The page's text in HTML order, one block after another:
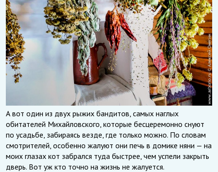
А вот один из двух рыжих бандитов, самых наглых
обитателей Михайловского, которые бесцеремонно снуют
по усадьбе, забираясь везде, где только можно. По словам
смотрителей, особенно жалуют они печь в домике няни — на
моих глазах кот забрался туда быстрее, чем успели закрыть
дверь. Вот уж кто точно на жизнь не жалуется.